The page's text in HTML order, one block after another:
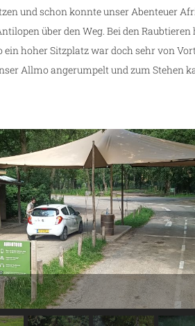
und schon konnte unser Abenteuer
über den Weg. Bei den
ein hoher Sitzplatz war doch sehr von
Allmo angerumpelt und zum Stehen